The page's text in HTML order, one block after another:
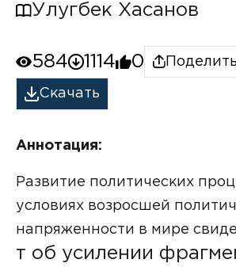
Улугбек Хасанов
584 1114 0
Скачать
Аннотация:
Развитие политических
условиях возросшей
напряженности в мире
т об усилении